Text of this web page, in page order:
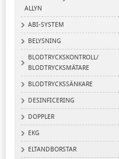
ALLYN
ABI-SYSTEM
BELYSNING
BLODTRYCKSKONTROLL/
BLODTRYCKSMÄTARE
BLODTRYCKSSÄNKARE
DESINFICERING
DOPPLER
EKG
ELTANDBORSTAR